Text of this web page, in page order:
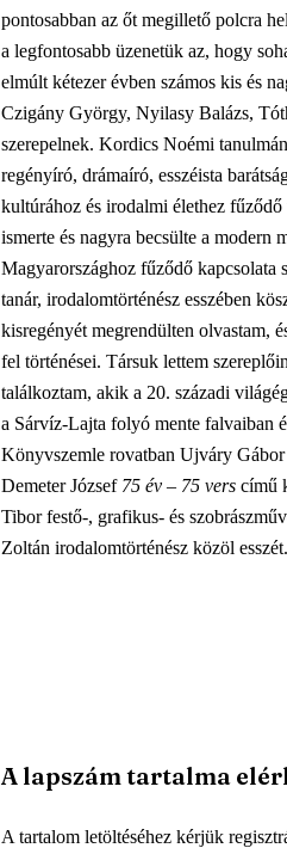
pontosabban az őt megillető polcra
a legfontosabb üzenetük az, hogy
elmúlt kétezer évben számos kis és
Czigány György, Nyilasy Balázs,
szerepelnek. Kordics Noémi
regényíró, drámaíró, esszéista
kultúrához és irodalmi élethez
ismerte és nagyra becsülte a
Magyarországhoz fűződő
tanár, irodalomtörténész esszében
kisregényét megrendülten olvastam,
fel történései. Társuk lettem
találkoztam, akik a 20. századi
a Sárvíz-Lajta folyó mente falvaiban
Könyvszemle rovatban Ujváry Gábor
Demeter József 75 év – 75 verscímű
Tibor festő-, grafikus- és
Zoltán irodalomtörténész közöl esszét.
A lapszám tartalma
A tartalom letöltéséhez kérjük